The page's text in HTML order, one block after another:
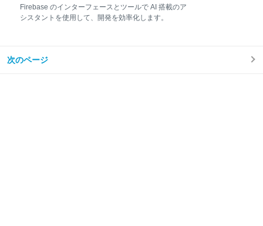
Firebase のインターフェースとツールで AI 搭載のア
シスタントを使用して、開発を効率化します。
次のページ